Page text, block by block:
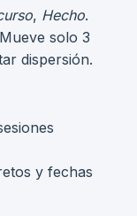
, Hecho.
solo 3
dispersión.
y fechas